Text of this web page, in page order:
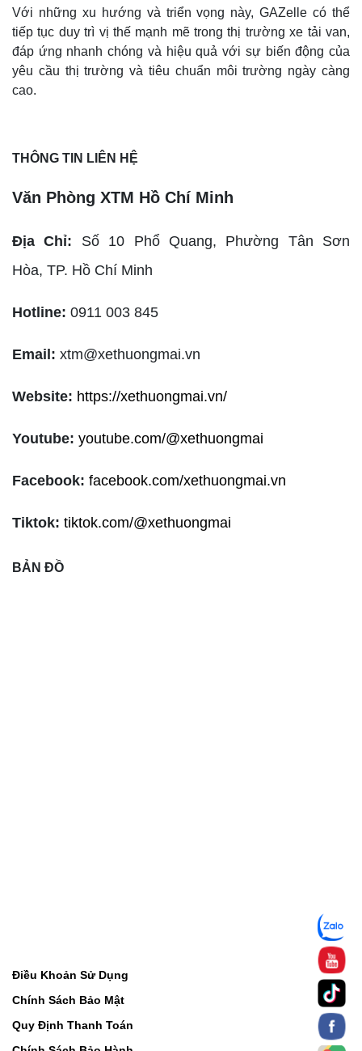
Với những xu hướng và triển vọng này, GAZelle có thể
tiếp tục duy trì vị thế mạnh mẽ trong thị trường xe tải van,
đáp ứng nhanh chóng và hiệu quả với sự biến động của
yêu cầu thị trường và tiêu chuẩn môi trường ngày càng
cao.
THÔNG TIN LIÊN HỆ
Văn Phòng XTM Hồ Chí Minh
Địa Chỉ: Số 10 Phổ Quang, Phường Tân Sơn
Hòa, TP. Hồ Chí Minh
Hotline: 0911 003 845
Email: xtm@xethuongmai.vn
Website: https://xethuongmai.vn/
Youtube: youtube.com/@xethuongmai
Facebook: facebook.com/xethuongmai.vn
Tiktok: tiktok.com/@xethuongmai
BẢN ĐỒ
Điều Khoản Sử Dụng
Chính Sách Bảo Mật
Quy Định Thanh Toán